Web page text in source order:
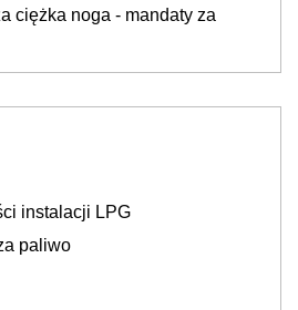
ciężka noga - mandaty za
instalacji LPG
paliwo